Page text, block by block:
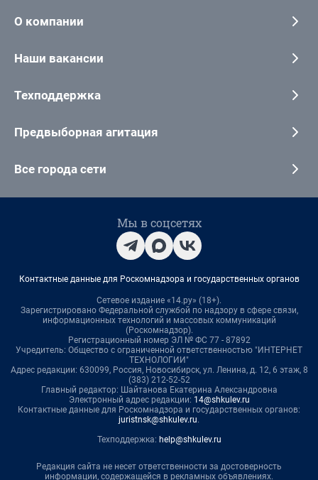
О компании
Наши вакансии
Техподдержка
Предвыборная агитация
Все города сети
Мы в соцсетях
Контактные данные для Роскомнадзора и государственных органов
Сетевое издание «14.ру» (18+).
Зарегистрировано Федеральной службой по надзору в сфере связи,
информационных технологий и массовых коммуникаций
(Роскомнадзор).
Регистрационный номер ЭЛ № ФС 77 - 87892
Учредитель: Общество с ограниченной ответственностью "ИНТЕРНЕТ
ТЕХНОЛОГИИ"
Адрес редакции: 630099, Россия, Новосибирск, ул. Ленина, д. 12, 6 этаж, 8
(383) 212-52-52
Главный редактор: Шайтанова Екатерина Александровна
Электронный адрес редакции: 14@shkulev.ru
Контактные данные для Роскомнадзора и государственных органов:
juristnsk@shkulev.ru.
Техподдержка: help@shkulev.ru
Редакция сайта не несет ответственности за достоверность
информации, содержащейся в рекламных объявлениях.